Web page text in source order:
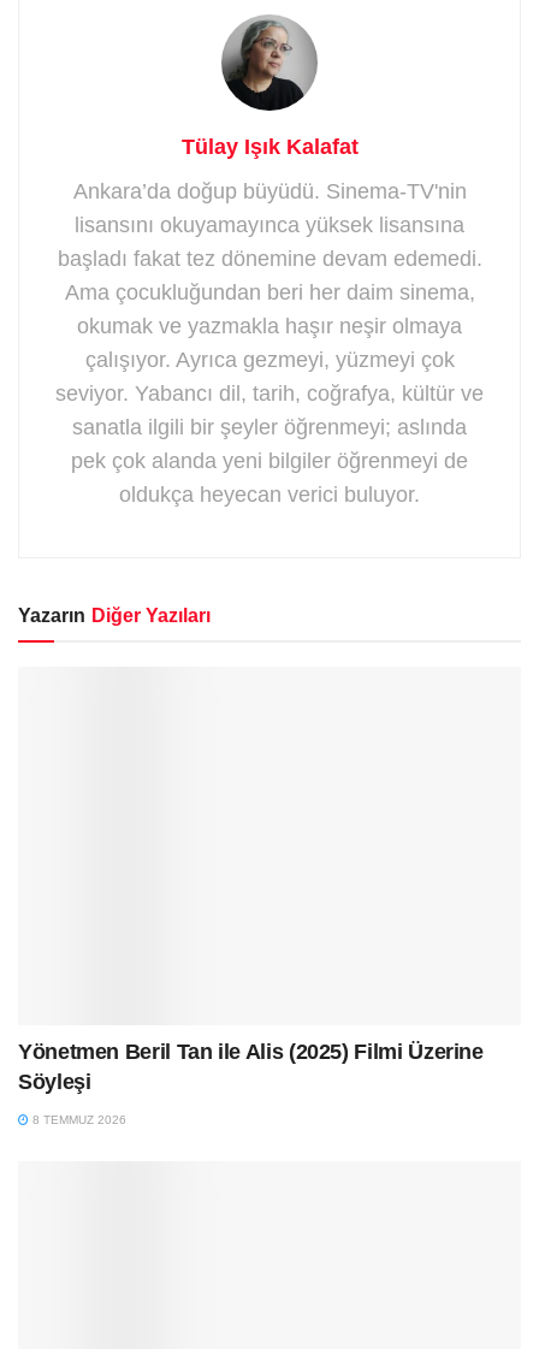
Tülay Işık Kalafat
Ankara’da doğup büyüdü. Sinema-TV'nin
lisansını okuyamayınca yüksek lisansına
başladı fakat tez dönemine devam edemedi.
Ama çocukluğundan beri her daim sinema,
okumak ve yazmakla haşır neşir olmaya
çalışıyor. Ayrıca gezmeyi, yüzmeyi çok
seviyor. Yabancı dil, tarih, coğrafya, kültür ve
sanatla ilgili bir şeyler öğrenmeyi; aslında
pek çok alanda yeni bilgiler öğrenmeyi de
oldukça heyecan verici buluyor.
Yazarın Diğer Yazıları
Yönetmen Beril Tan ile Alis (2025) Filmi Üzerine
Söyleşi
8 TEMMUZ 2026